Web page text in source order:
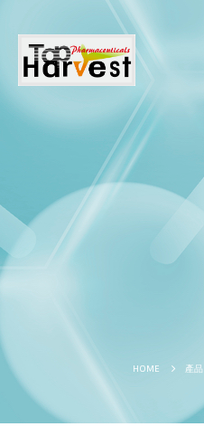
HOME 產品